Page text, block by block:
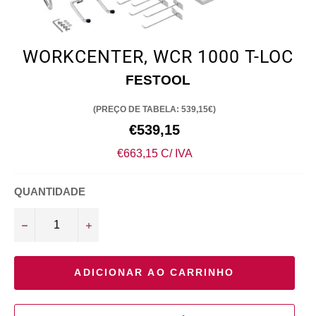
WORKCENTER, WCR 1000 T-LOC
FESTOOL
(PREÇO DE TABELA: 539,15€)
Preço
normal
€539,15
€663,15 C/ IVA
QUANTIDADE
− +
ADICIONAR AO CARRINHO